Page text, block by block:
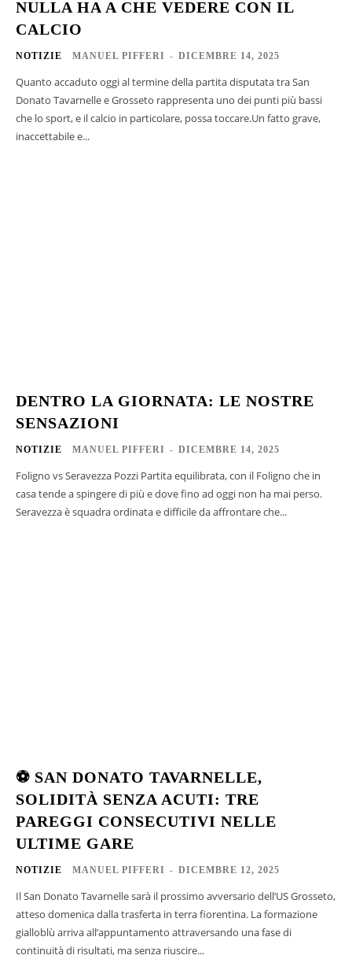
NULLA HA A CHE VEDERE CON IL
CALCIO
NOTIZIE MANUEL PIFFERI - DICEMBRE 14, 2025
Quanto accaduto oggi al termine della partita disputata tra San
Donato Tavarnelle e Grosseto rappresenta uno dei punti più bassi
che lo sport, e il calcio in particolare, possa toccare.Un fatto grave,
inaccettabile e...
DENTRO LA GIORNATA: LE NOSTRE
SENSAZIONI
NOTIZIE MANUEL PIFFERI - DICEMBRE 14, 2025
Foligno vs Seravezza Pozzi Partita equilibrata, con il Foligno che in
casa tende a spingere di più e dove fino ad oggi non ha mai perso.
Seravezza è squadra ordinata e difficile da affrontare che...
⚽ SAN DONATO TAVARNELLE,
SOLIDITÀ SENZA ACUTI: TRE
PAREGGI CONSECUTIVI NELLE
ULTIME GARE
NOTIZIE MANUEL PIFFERI - DICEMBRE 12, 2025
Il San Donato Tavarnelle sarà il prossimo avversario dell’US Grosseto,
atteso domenica dalla trasferta in terra fiorentina. La formazione
gialloblù arriva all’appuntamento attraversando una fase di
continuità di risultati, ma senza riuscire...